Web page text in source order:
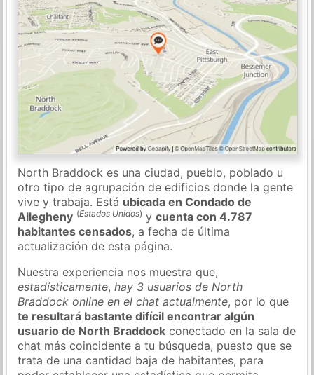
North Braddock es una ciudad, pueblo, poblado u
otro tipo de agrupación de edificios donde la gente
vive y trabaja. Está ubicada en Condado de
Allegheny (Estados Unidos) ycuenta con 4.787
habitantes censados, a fecha de última
actualización de esta página.
Nuestra experiencia nos muestra que,
estadísticamente,hay 3 usuarios de North
Braddock online en el chat actualmente, por lo que
te resultará bastante difícil encontrar algún
usuario de North Braddock conectado en la sala de
chat más coincidente a tu búsqueda, puesto que se
trata de una cantidad baja de habitantes, para